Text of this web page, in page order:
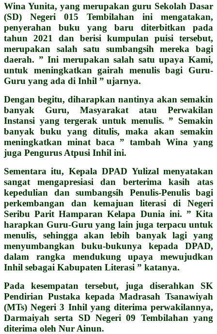
Wina Yunita, yang merupakan guru Sekolah Dasar
(SD) Negeri 015 Tembilahan ini mengatakan,
penyerahan buku yang baru diterbitkan pada
tahun 2021 dan berisi kumpulan puisi tersebut,
merupakan salah satu sumbangsih mereka bagi
daerah. ” Ini merupakan salah satu upaya Kami,
untuk meningkatkan gairah menulis bagi Guru-
Guru yang ada di Inhil ” ujarnya.
Dengan begitu, diharapkan nantinya akan semakin
banyak Guru, Masyarakat atau Perwakilan
Instansi yang tergerak untuk menulis. ” Semakin
banyak buku yang ditulis, maka akan semakin
meningkatkan minat baca ” tambah Wina yang
juga Pengurus Atpusi Inhil ini.
Sementara itu, Kepala DPAD Yulizal menyatakan
sangat mengapresiasi dan berterima kasih atas
kepedulian dan sumbangsih Penulis-Penulis bagi
perkembangan dan kemajuan literasi di Negeri
Seribu Parit Hamparan Kelapa Dunia ini. ” Kita
harapkan Guru-Guru yang lain juga terpacu untuk
menulis, sehingga akan lebih banyak lagi yang
menyumbangkan buku-bukunya kepada DPAD,
dalam rangka mendukung upaya mewujudkan
Inhil sebagai Kabupaten Literasi ” katanya.
Pada kesempatan tersebut, juga diserahkan SK
Pendirian Pustaka kepada Madrasah Tsanawiyah
(MTs) Negeri 3 Inhil yang diterima perwakilannya,
Darmaiyah serta SD Negeri 09 Tembilahan yang
diterima oleh Nur Ainun.